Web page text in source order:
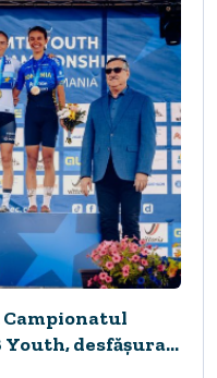
Youth, desfășurat